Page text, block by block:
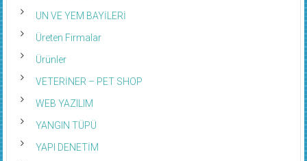
UN VE YEM BAYİLERİ
Üreten Firmalar
Ürünler
VETERİNER – PET SHOP
WEB YAZILIM
YANGIN TÜPÜ
YAPI DENETİM